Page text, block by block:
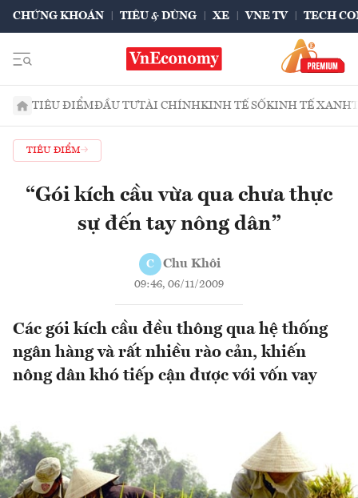
CHỨNG KHOÁN TIÊU & DÙNG XE VNE TV TECH
TIÊU ĐIỂMĐẦU TƯTÀI CHÍNHKINH TẾ SỐKINH TẾ XANH
TIÊU ĐIỂM
“Gói kích cầu vừa qua chưa thực
sự đến tay nông dân”
C Chu Khôi
09:46, 06/11/2009
Các gói kích cầu đều thông qua hệ thống
ngân hàng và rất nhiều rào cản, khiến
nông dân khó tiếp cận được với vốn vay